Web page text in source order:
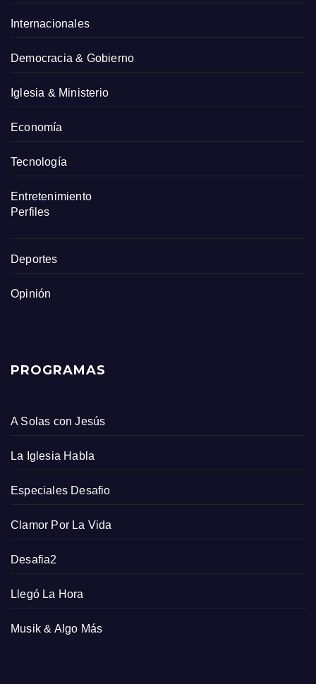
Internacionales
Democracia & Gobierno
Iglesia & Ministerio
Economía
Tecnología
Entretenimiento
Perfiles
Deportes
Opinión
PROGRAMAS
A Solas con Jesús
La Iglesia Habla
Especiales Desafio
Clamor Por La Vida
Desafia2
Llegó La Hora
Musik & Algo Más